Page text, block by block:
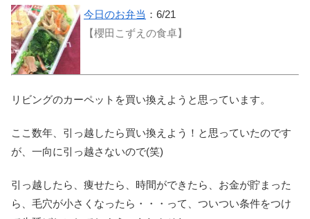
今日のお弁当 ：6/21
【櫻田こずえの食卓】
リビングのカーペットを買い換えようと思っています。
ここ数年、引っ越したら買い換えよう！と思っていたのです
が、一向に引っ越さないので(笑)
引っ越したら、痩せたら、時間ができたら、お金が貯まった
ら、毛穴が小さくなったら・・・って、ついつい条件をつけ